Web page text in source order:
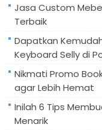
Jasa Custom
Terbaik
Dapatkan
Keyboard Selly di
Nikmati Promo
agar Lebih Hemat
Inilah 6 Tips
Menarik